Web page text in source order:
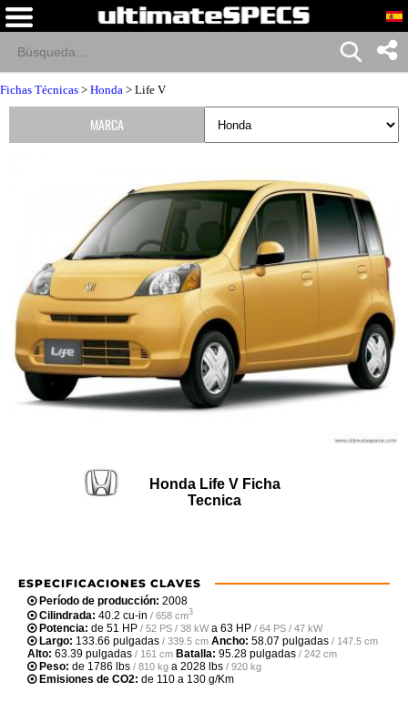
Fichas Técnicas > Honda > Life V
Honda Life V Ficha
Tecnica
ESPECIFICACIONES CLAVES
Período de producción: 2008
Cilindrada: 40.2 cu-in / 658 cm3
Potencia: de 51 HP / 52 PS / 38 kWa 63 HP / 64 PS / 47 kW
Largo: 133.66 pulgadas / 339.5 cm Ancho: 58.07 pulgadas / 147.5 cm
Alto: 63.39 pulgadas / 161 cm Batalla: 95.28 pulgadas / 242 cm
Peso: de 1786 lbs / 810 kg a 2028 lbs / 920 kg
Emisiones de CO2: de 110 a 130 g/Km
MARCA